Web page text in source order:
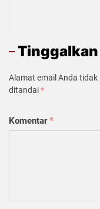
Tinggalkan
Alamat email Anda
ditandai*
Komentar*